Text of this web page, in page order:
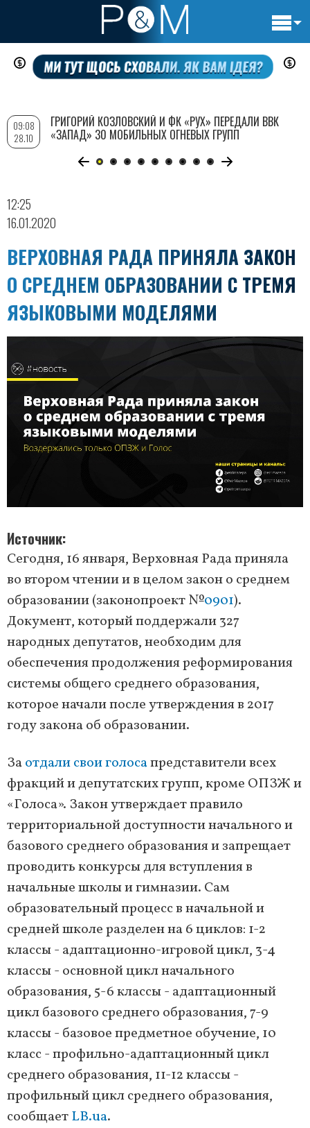
Перейти
содержанию
12:25
16.01.2020
ВЕРХОВНАЯ РАДА ПРИНЯЛА ЗАКОН
О СРЕДНЕМ ОБРАЗОВАНИИ С ТРЕМЯ
ЯЗЫКОВЫМИ МОДЕЛЯМИ
Источник
Сегодня, 16 января, Верховная Рада приняла
во втором чтении и в целом закон о среднем
образовании (законопроект №0901).
Документ, который поддержали 327
народных депутатов, необходим для
обеспечения продолжения реформирования
системы общего среднего образования,
которое начали после утверждения в 2017
году закона об образовании.
Заотдали свои голосапредставители всех
фракций и депутатских групп, кроме ОПЗЖ и
«Голоса». Закон утверждает правило
территориальной доступности начального и
базового среднего образования и запрещает
проводить конкурсы для вступления в
начальные школы и гимназии. Сам
образовательный процесс в начальной и
средней школе разделен на 6 циклов: 1-2
классы - адаптационно-игровой цикл, 3-4
классы - основной цикл начального
образования, 5-6 классы - адаптационный
цикл базового среднего образования, 7-9
классы - базовое предметное обучение, 10
класс - профильно-адаптационный цикл
среднего образования, 11-12 классы -
профильный цикл среднего образования,
сообщаетLB.ua.
09:08
28.10
ГРИГОРИЙ КОЗЛОВСКИЙ И ФК «РУХ» ПЕРЕДАЛИ ВВК
«ЗАПАД» 30 МОБИЛЬНЫХ ОГНЕВЫХ ГРУПП